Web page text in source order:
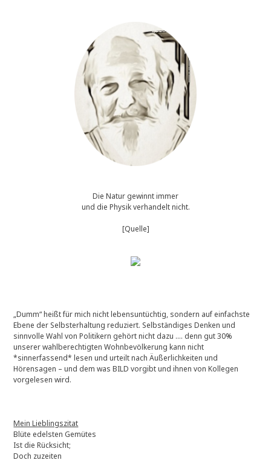
Die Natur gewinnt immer
und die Physik verhandelt nicht.
[Quelle]
„Dumm“ heißt für mich nicht lebensuntüchtig, sondern auf einfachste
Ebene der Selbsterhaltung reduziert. Selbständiges Denken und
sinnvolle Wahl von Politikern gehört nicht dazu …. denn gut 30%
unserer wahlberechtigten Wohnbevölkerung kann nicht
*sinnerfassend* lesen und urteilt nach Äußerlichkeiten und
Hörensagen – und dem was BILD vorgibt und ihnen von Kollegen
vorgelesen wird.
Mein Lieblingszitat
Blüte edelsten Gemütes
Ist die Rücksicht;
Doch zuzeiten